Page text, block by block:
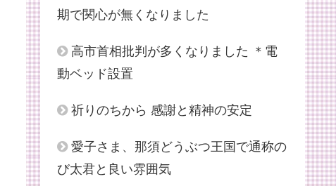
期で関心が無くなりました
高市首相批判が多くなりました ＊電
動ベッド設置
祈りのちから 感謝と精神の安定
愛子さま、那須どうぶつ王国で通称の
び太君と良い雰囲気